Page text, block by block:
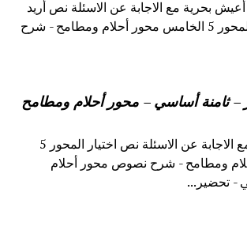
بحرية مع الاجابة عن الاسئلة نص أريد
أن أعيش بحرية المحور 5 الخامس محور أحلام ومطامح - شرح
ثامنة أساسي – محور أحلام ومطامح
شرح نص اختيار مع الاجابة عن الاسئلة نص اختيار المحور 5
ومطامح - شرح نصوص محور أحلام